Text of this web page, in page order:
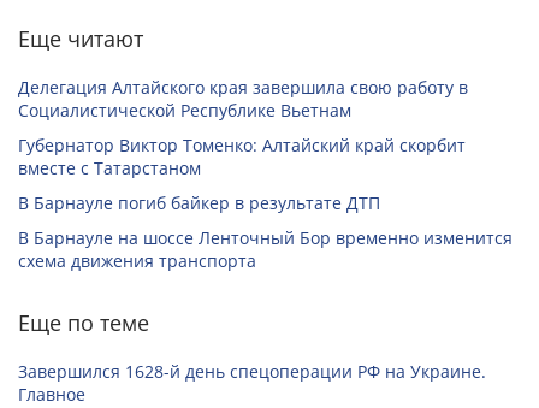
Еще читают
Делегация Алтайского края завершила свою работу в
Социалистической Республике Вьетнам
Губернатор Виктор Томенко: Алтайский край скорбит
вместе с Татарстаном
В Барнауле погиб байкер в результате ДТП
В Барнауле на шоссе Ленточный Бор временно изменится
схема движения транспорта
Еще по теме
Завершился 1628-й день спецоперации РФ на Украине.
Главное